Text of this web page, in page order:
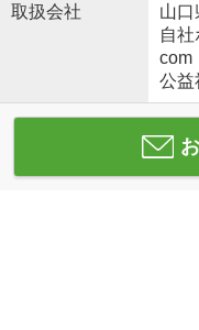
取扱会社
山口
自
com
公益